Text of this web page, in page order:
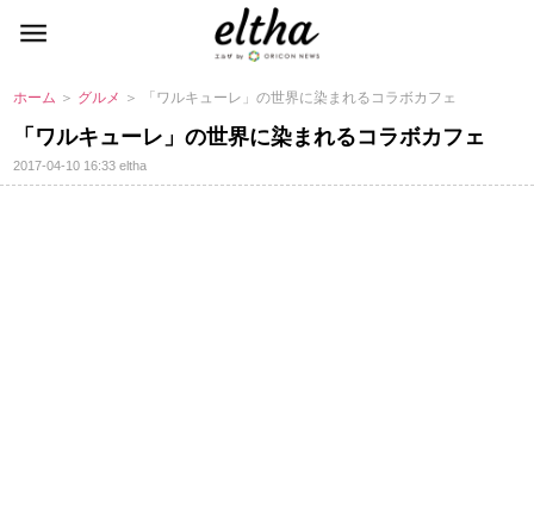
ホーム ＞ グルメ ＞ 「ワルキューレ」の世界に染まれるコラボカフェ
「ワルキューレ」の世界に染まれるコラボカフェ
2017-04-10 16:33eltha